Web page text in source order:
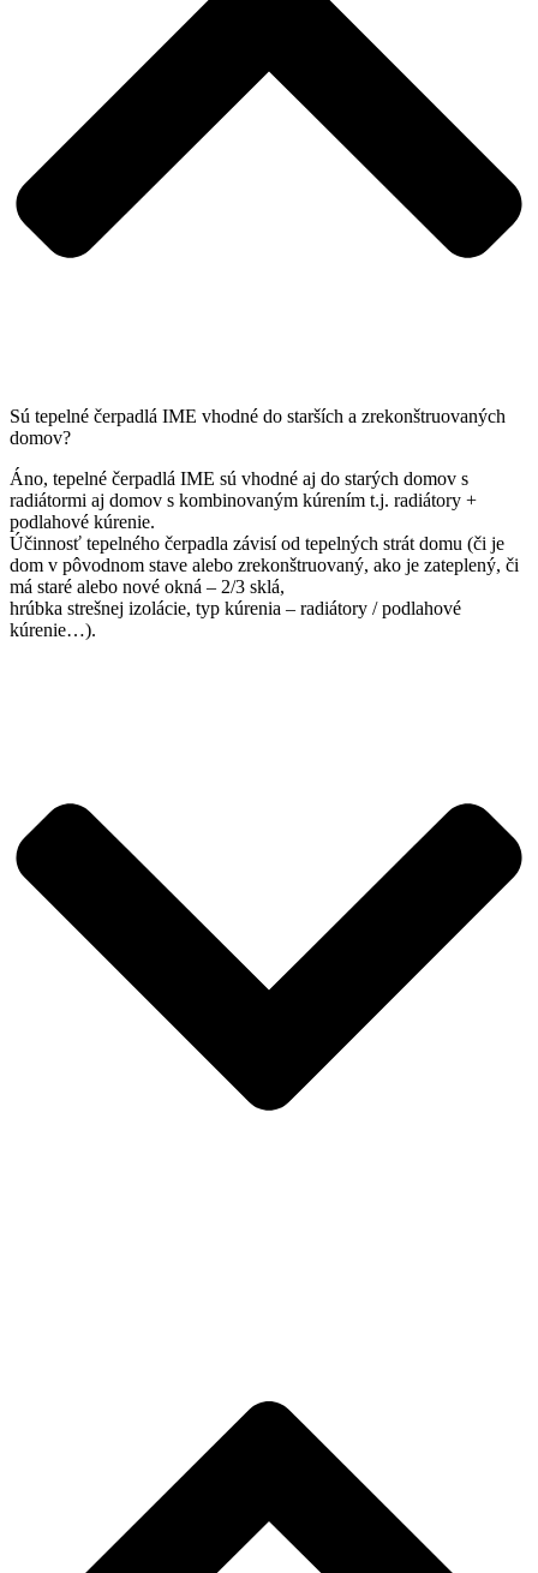
Sú tepelné čerpadlá IME vhodné do starších a zrekonštruovaných
domov?
Áno, tepelné čerpadlá IME sú vhodné aj do starých domov s
radiátormi aj domov s kombinovaným kúrením t.j. radiátory +
podlahové kúrenie.
Účinnosť tepelného čerpadla závisí od tepelných strát domu (či je
dom v pôvodnom stave alebo zrekonštruovaný, ako je zateplený, či
má staré alebo nové okná – 2/3 sklá,
hrúbka strešnej izolácie, typ kúrenia – radiátory / podlahové
kúrenie…).